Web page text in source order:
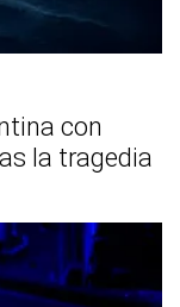
con
la tragedia